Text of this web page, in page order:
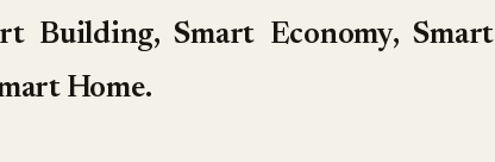
Building, Smart Economy, Smart
Home.